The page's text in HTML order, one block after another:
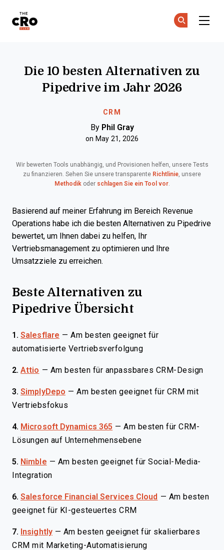
CRM
Die 10 besten Alternativen zu
Pipedrive im Jahr 2026
By Phil Gray
on May 21, 2026
Wir bewerten Tools unabhängig, und Provisionen helfen, unsere Tests
zu finanzieren. Sehen Sie unsere transparente Richtlinie, unsere
Methodikoder schlagen Sie ein Tool vor.
Basierend auf meiner Erfahrung im Bereich Revenue
Operations habe ich die besten Alternativen zu Pipedrive
bewertet, um Ihnen dabei zu helfen, Ihr
Vertriebsmanagement zu optimieren und Ihre
Umsatzziele zu erreichen.
Beste Alternativen zu
Pipedrive Übersicht
1. Salesflare — Am besten geeignet für
automatisierte Vertriebsverfolgung
2. Attio — Am besten für anpassbares CRM-Design
3. SimplyDepo — Am besten geeignet für CRM mit
Vertriebsfokus
4. Microsoft Dynamics 365 —Am besten für CRM-
Lösungen auf Unternehmensebene
5. Nimble — Am besten geeignet für Social-Media-
Integration
6. Salesforce Financial Services Cloud — Am besten
geeignet für KI-gesteuertes CRM
7. Insightly — Am besten geeignet für skalierbares
CRM mit Marketing-Automatisierung